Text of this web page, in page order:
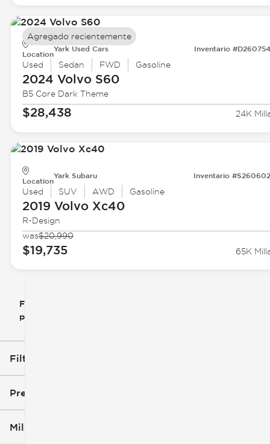
Filtrar
por
Filtros aplicados (1)
Precio
Millaje
Location
Yark Used Cars Inventario
Used Sedan FWD Gasoline
2024 VolvoS60
B5 Core Dark Theme
$28,438 24K
Agregado recientemente
Location
Yark Subaru Inventario
Used SUV AWD Gasoline
2019 VolvoXc40
R-Design
was$20,990
$19,735 65K